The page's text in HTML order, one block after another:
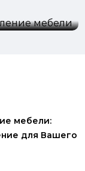
мебели:
для Вашего